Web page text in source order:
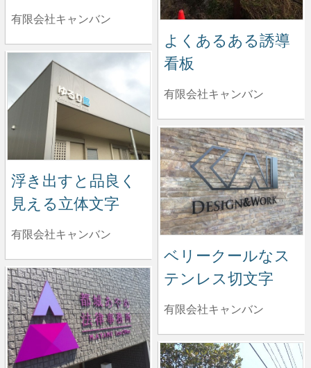
有限会社キャンバン
よくあるある誘導
看板
有限会社キャンバン
浮き出すと品良く
見える立体文字
有限会社キャンバン
ベリークールなス
テンレス切文字
有限会社キャンバン